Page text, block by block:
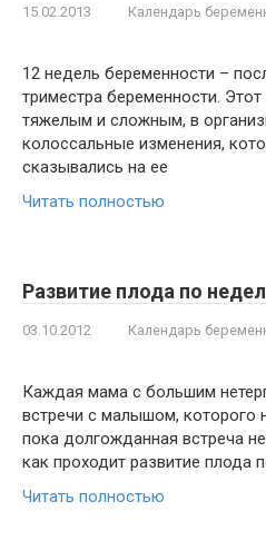
15.02.2013 Календарь
12 недель беременности –
триместра беременности.
тяжелым и сложным, в
колоссальные изменения,
сказывались на ее
Читать полностью
Развитие плода по
03.10.2012 Календарь
Каждая мама с большим
встречи с малышом, которого
пока долгожданная встреча
как проходит развитие плода
Читать полностью